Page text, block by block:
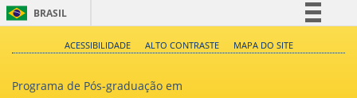
BRASIL
ACESSIBILIDADE ALTO CONTRASTE MAPA DO SITE
Programa de Pós-graduação em